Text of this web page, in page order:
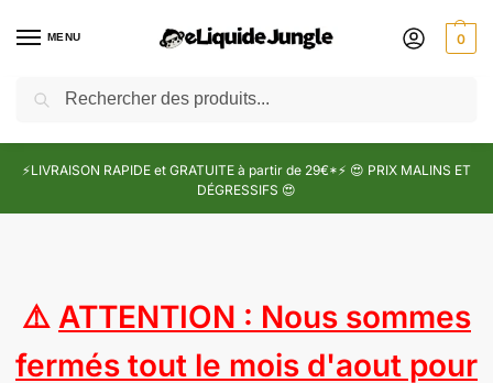
MENU 0
⚡LIVRAISON RAPIDE et GRATUITE à partir de 29€*⚡ 😍 PRIX MALINS ET
DÉGRESSIFS 😍
⚠️ ATTENTION : Nous sommes
fermés tout le mois d'aout pour